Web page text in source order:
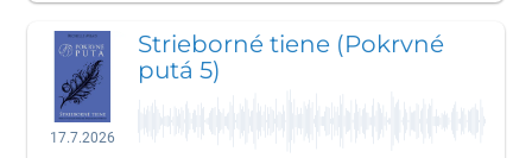
17.7.2026
Strieborné tiene (Pokrvné
putá 5)